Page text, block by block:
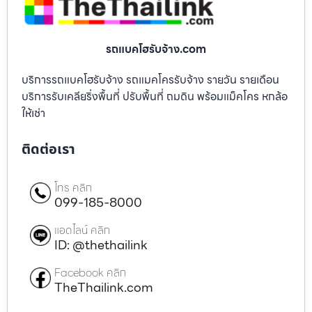
รถแบคโฮรับจ้าง.com
บริการรถแบคโฮรับจ้าง รถแมคโครรับจ้าง รายวัน รายเดือน
บริการรับเคลียริ่งพื้นที่ ปรับพื้นที่ ถมดิน พร้อมแม็คโคร หกล้อ
ให้เช่า
ติดต่อเรา
โทร คลิก
099-185-8000
แอดไลน์ คลิก
ID: @thethailink
Facebook คลิก
TheThailink.com